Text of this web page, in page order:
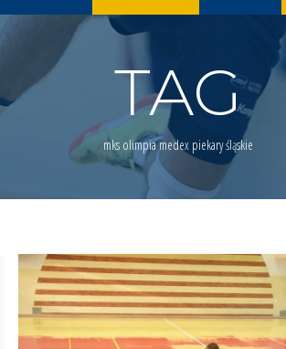
TAG
mks olimpia medex piekary śląskie